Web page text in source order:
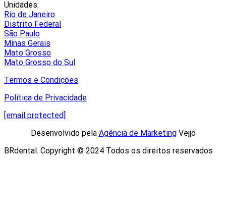
Unidades:
Rio de Janeiro
Distrito Federal
São Paulo
Minas Gerais
Mato Grosso
Mato Grosso do Sul
Termos e Condições
Política de Privacidade
[email protected]
Desenvolvido pela Agência de MarketingVejjo​
BRdental. Copyright © 2024 Todos os direitos reservados